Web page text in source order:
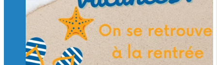
Merci à tous !
🎯 Taxe d’apprentissage 2026 : avec l'Isep, investissez pour
un numérique au service de l'humain !
À l’Isep, nous formons des ingénieurs, des bachelors, des
Mastères Spécialisés, qui allient excellence technologique et
valeurs humaines, au cœur de notre pro